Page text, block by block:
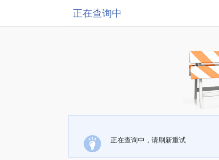
正在查询中
正在查询中，请刷新重试